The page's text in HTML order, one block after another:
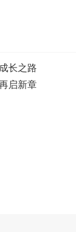
长之路
启新章